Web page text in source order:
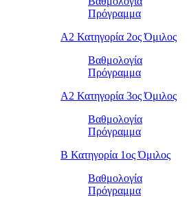
Πρόγραμμα
Α2 Κατηγορία 2ος Όμιλος
Βαθμολογία
Πρόγραμμα
Α2 Κατηγορία 3ος Όμιλος
Βαθμολογία
Πρόγραμμα
Β Κατηγορία 1ος Όμιλος
Βαθμολογία
Πρόγραμμα